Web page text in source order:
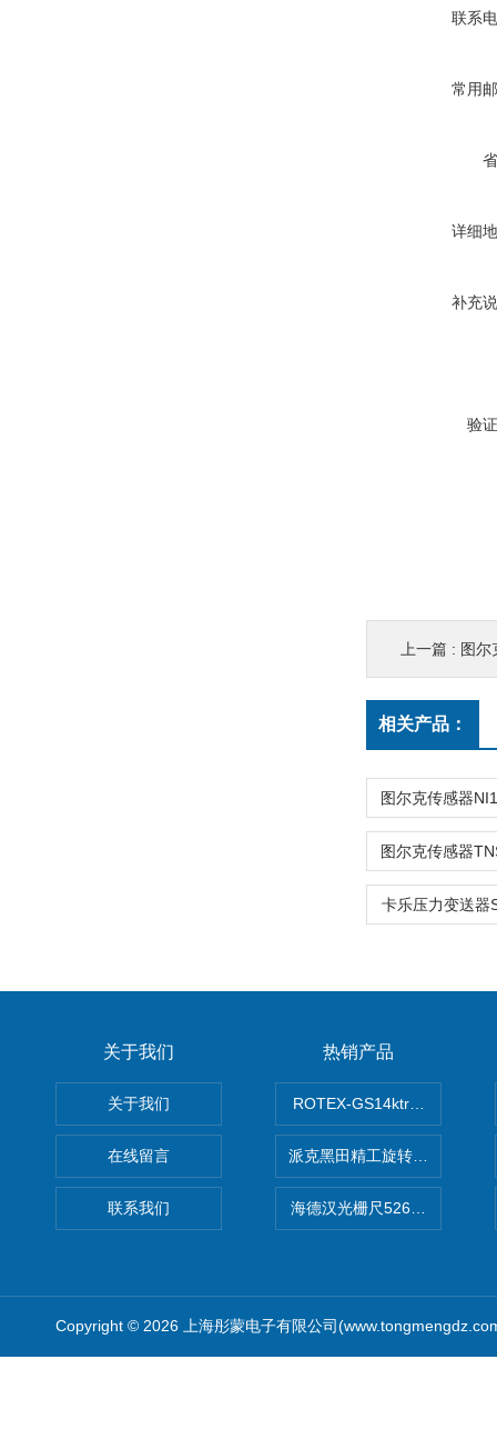
联系
常用
详细
补充
验
上一篇 : 图尔
相关产品：
卡乐压力变送器
关于我们
关于我们
在线留言
联系我们
热销产品
ROTEX-GS14ktr梅花连轴器
派克黑田精工旋转气缸
海德汉光栅尺526974-09
Copyright © 2026 上海彤蒙电子有限公司